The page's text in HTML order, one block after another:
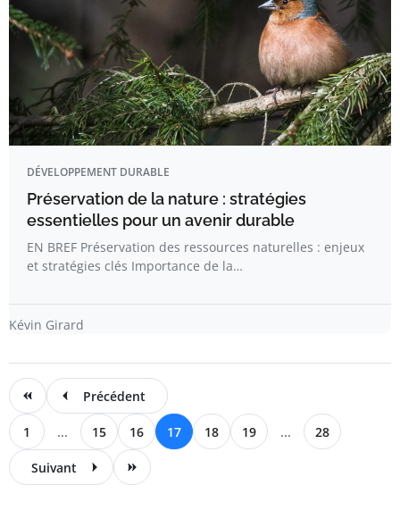
DÉVELOPPEMENT DURABLE
Préservation de la nature : stratégies
essentielles pour un avenir durable
EN BREF Préservation des ressources naturelles : enjeux
et stratégies clés Importance de la…
Kévin Girard
Précédent
1 ... 15 16 17 18 19 ... 28
Suivant